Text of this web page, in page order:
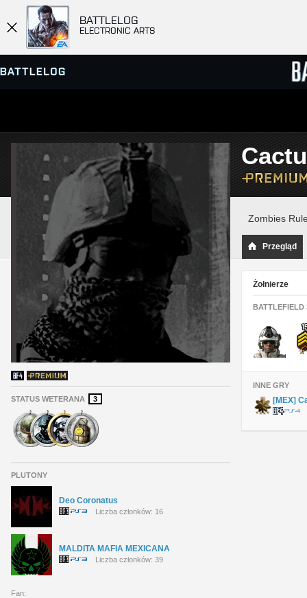
BATTLELOG
ELECTRONIC ARTS
PRZEGLĄDARKA SERWERÓW
STATUS WETERANA 3
PLUTONY
Deo Coronatus
Liczba członków: 16
MALDITA MAFIA MEXICANA
Liczba członków: 39
Fan:
Zombies
Przegląd
Żołnierze
BATTLEFIELD
INNE GRY
[MEX]